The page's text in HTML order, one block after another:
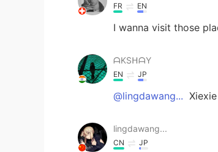
FR EN
I wanna visit those
ᗩKSᕼᗩY
EN JP
@lingdawang...
lingdawang...
CN JP